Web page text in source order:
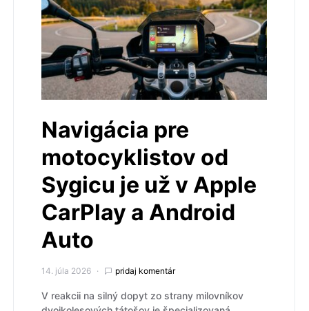
Navigácia pre
motocyklistov od
Sygicu je už v Apple
CarPlay a Android
Auto
14. júla 2026 pridaj komentár
V reakcii na silný dopyt zo strany milovníkov